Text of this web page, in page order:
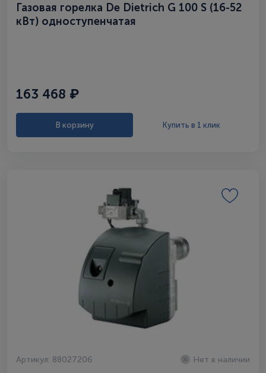
Газовая горелка De Dietrich G 100 S (16-52
кВт) одноступенчатая
163 468 ₽
В корзину Купить в 1 клик
Артикул: 88027206 Нет в наличии